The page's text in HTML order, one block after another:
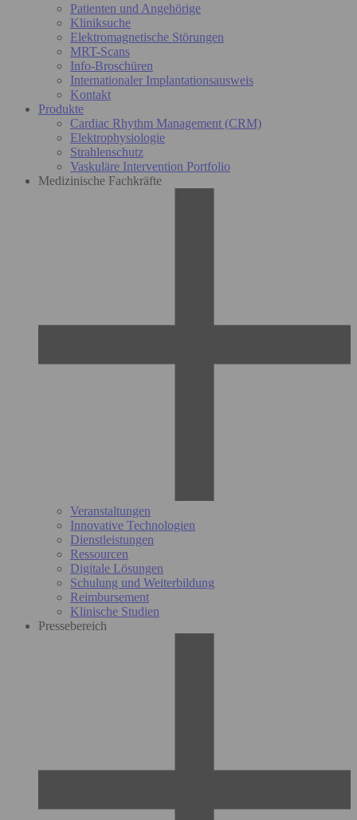
Patienten und Angehörige
Kliniksuche
Elektromagnetische Störungen
MRT-Scans
Info-Broschüren
Internationaler Implantationsausweis
Kontakt
Produkte
Cardiac Rhythm Management (CRM)
Elektrophysiologie
Strahlenschutz
Vaskuläre Intervention Portfolio
Medizinische Fachkräfte
Veranstaltungen
Innovative Technologien
Dienstleistungen
Ressourcen
Digitale Lösungen
Schulung und Weiterbildung
Reimbursement
Klinische Studien
Pressebereich